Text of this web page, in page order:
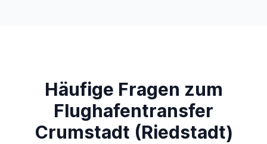
Häufige Fragen zum
Flughafentransfer
Crumstadt (Riedstadt)